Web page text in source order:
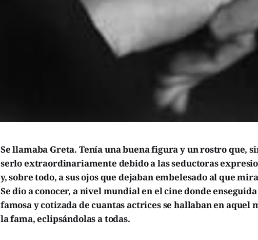
Se llamaba Greta. Tenía una buena figura y un rostro que,
serlo extraordinariamente debido a las seductoras
y, sobre todo, a sus ojos que dejaban embelesado al que
Se dio a conocer, a nivel mundial en el cine donde
famosa y cotizada de cuantas actrices se hallaban en aquel
la fama, eclipsándolas a todas.